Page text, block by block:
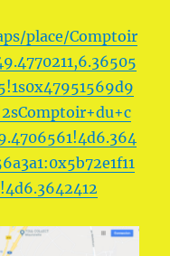
place/Comptoir